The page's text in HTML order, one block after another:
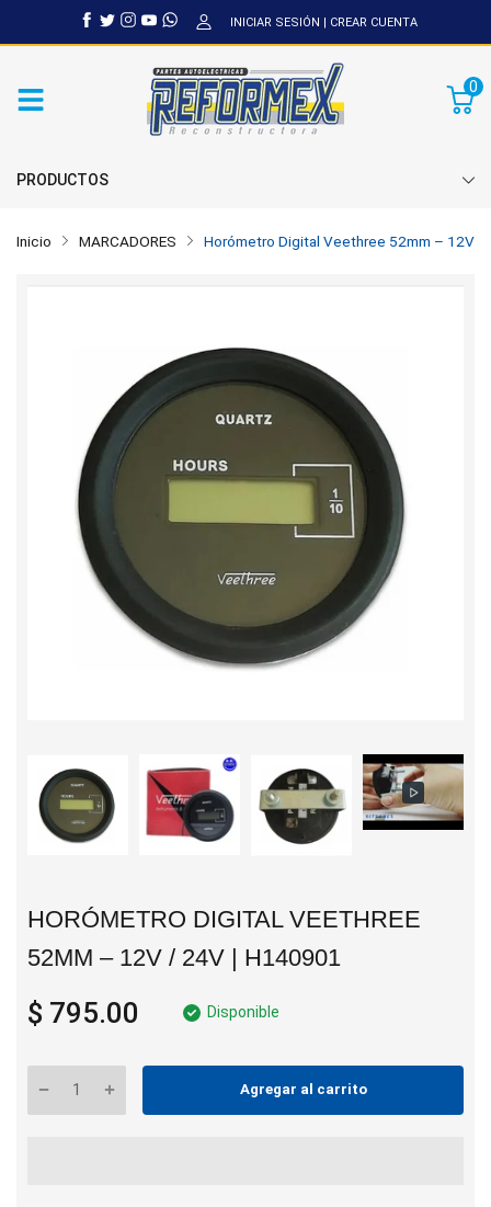
INICIAR SESIÓN | CREAR CUENTA
0
PRODUCTOS
Inicio MARCADORES Horómetro Digital Veethree 52mm – 12V /
HORÓMETRO DIGITAL VEETHREE
52MM – 12V / 24V | H140901
$ 795.00 Disponible
Agregar al carrito